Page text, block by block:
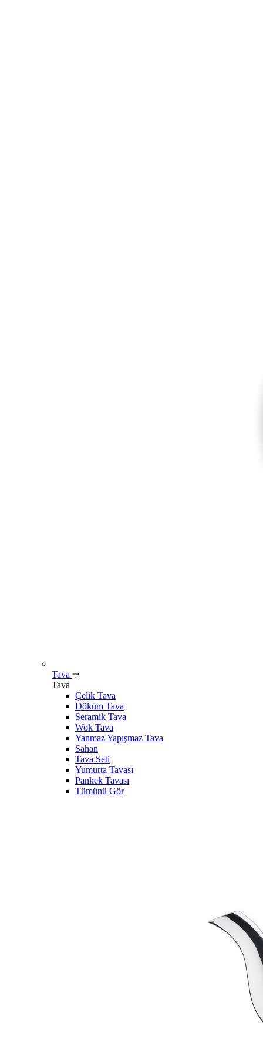
Tava
Tava
Çelik Tava
Döküm Tava
Seramik Tava
Wok Tava
Yanmaz Yapışmaz Tava
Sahan
Tava Seti
Yumurta Tavası
Pankek Tavası
Tümünü Gör